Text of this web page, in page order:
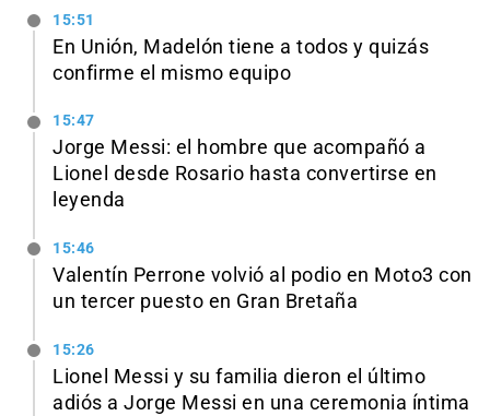
15:51
En Unión, Madelón tiene a todos y quizás
confirme el mismo equipo
15:47
Jorge Messi: el hombre que acompañó a
Lionel desde Rosario hasta convertirse en
leyenda
15:46
Valentín Perrone volvió al podio en Moto3 con
un tercer puesto en Gran Bretaña
15:26
Lionel Messi y su familia dieron el último
adiós a Jorge Messi en una ceremonia íntima